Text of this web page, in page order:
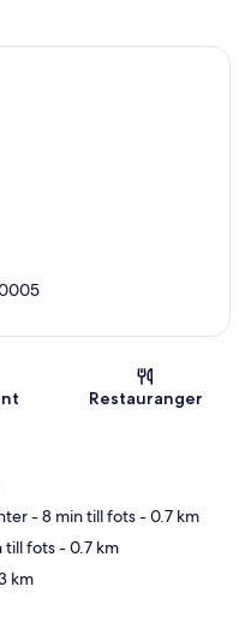
Restauranger
- 8 min till fots- 0.7 km
till fots- 0.7 km
km